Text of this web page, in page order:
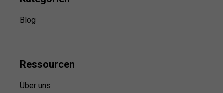
Blog
Ressourcen
Über uns